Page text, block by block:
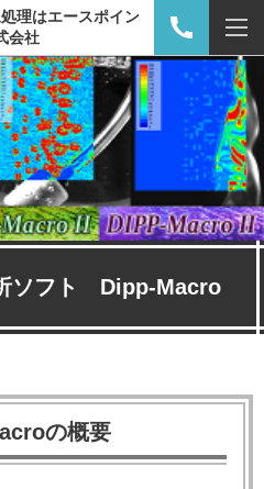
理はエースポイン
会社
ソフト Dipp-Macro
の概要